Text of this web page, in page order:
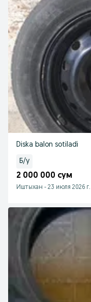
Diska balon sotiladi
Б/у
2 000 000 сум
Иштыхан - 23 июля 2026 г.